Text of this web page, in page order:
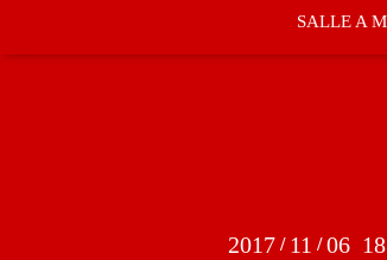
SALLE A
2017 / 11 /06